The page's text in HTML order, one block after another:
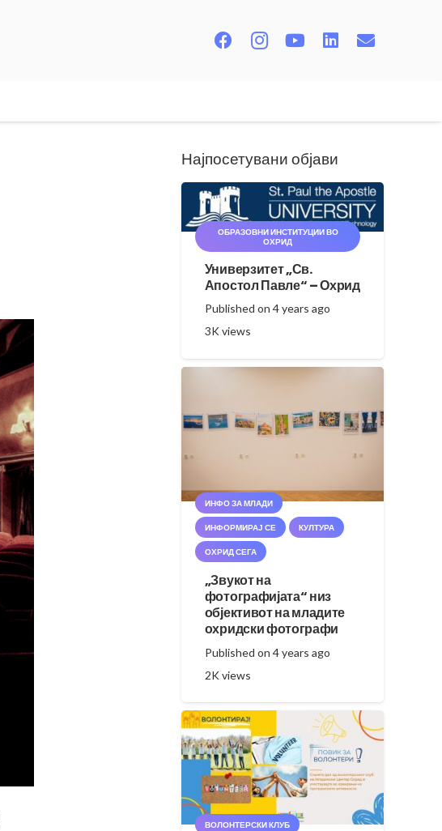
Најпосетувани објави
ОБРАЗОВНИ ИНСТИТУЦИИ ВО
ОХРИД
Универзитет „Св.
Апостол Павле“ – Охрид
Published on 4 years ago
3Kviews
ИНФО ЗА МЛАДИ
ИНФОРМИРАЈ СЕ КУЛТУРА
ОХРИД СЕГА
„Звукот на
фотографијата“ низ
објективот на младите
охридски фотографи
Published on 4 years ago
2Kviews
ВОЛОНТЕРСКИ КЛУБ